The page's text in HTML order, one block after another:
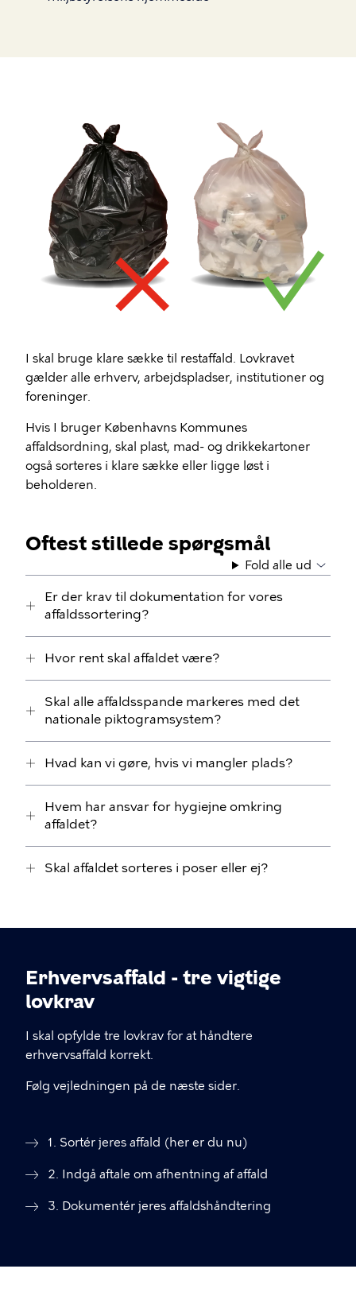
I skal bruge klare sække til restaffald. Lovkravet
gælder alle erhverv, arbejdspladser, institutioner og
foreninger.
Hvis I bruger Københavns Kommunes
affaldsordning, skal plast, mad- og drikkekartoner
også sorteres i klare sække eller ligge løst i
beholderen.
Oftest stillede spørgsmål
Fold alle ud
Er der krav til dokumentation for vores
affaldssortering?
Hvor rent skal affaldet være?
Skal alle affaldsspande markeres med det
nationale piktogramsystem?
Hvad kan vi gøre, hvis vi mangler plads?
Hvem har ansvar for hygiejne omkring
affaldet?
Skal affaldet sorteres i poser eller ej?
Erhvervsaffald - tre vigtige
lovkrav
I skal opfylde tre lovkrav for at håndtere
erhvervsaffald korrekt.
Følg vejledningen på de næste sider.
1. Sortér jeres affald (her er du nu)
2. Indgå aftale om afhentning af affald
3. Dokumentér jeres affaldshåndtering